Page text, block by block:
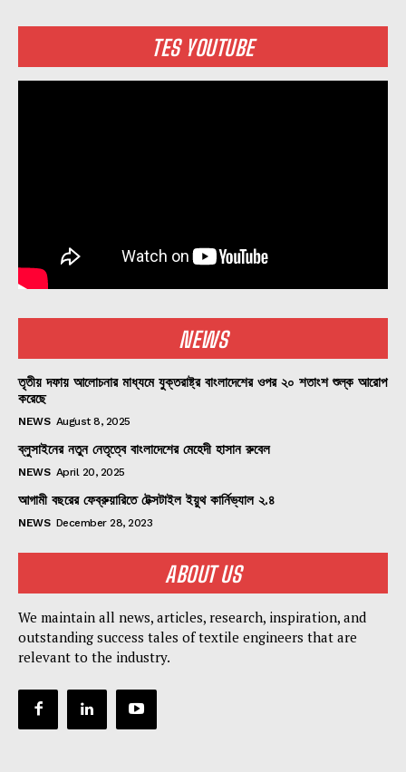
TES YOUTUBE
NEWS
তৃতীয় দফায় আলোচনার মাধ্যমে যুক্তরাষ্ট্র বাংলাদেশের ওপর ২০ শতাংশ শুল্ক আরোপ
করেছে
NEWS August 8, 2025
ব্লুসাইনের নতুন নেতৃত্বে বাংলাদেশের মেহেদী হাসান রুবেল
NEWS April 20, 2025
আগামী বছরের ফেব্রুয়ারিতে টেক্সটাইল ইয়ুথ কার্নিভ্যাল ২.৪
NEWS December 28, 2023
ABOUT US
We maintain all news, articles, research, inspiration, and
outstanding success tales of textile engineers that are
relevant to the industry.